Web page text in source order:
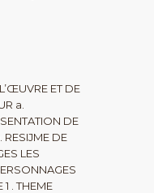
ET DE
a.
DE
RESIJME DE
LES
. THEME